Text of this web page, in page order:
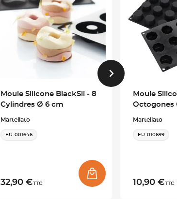
Moule Silicone BlackSil - 8
Cylindres Ø 6 cm
Martellato
EU-001646
32,90 €TTC
Moule
Octogones
Martellato
EU-010699
10,90 €TTC